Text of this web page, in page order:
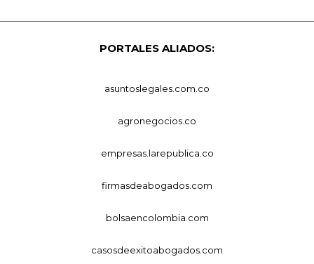
PORTALES ALIADOS:
asuntoslegales.com.co
agronegocios.co
empresas.larepublica.co
firmasdeabogados.com
bolsaencolombia.com
casosdeexitoabogados.com